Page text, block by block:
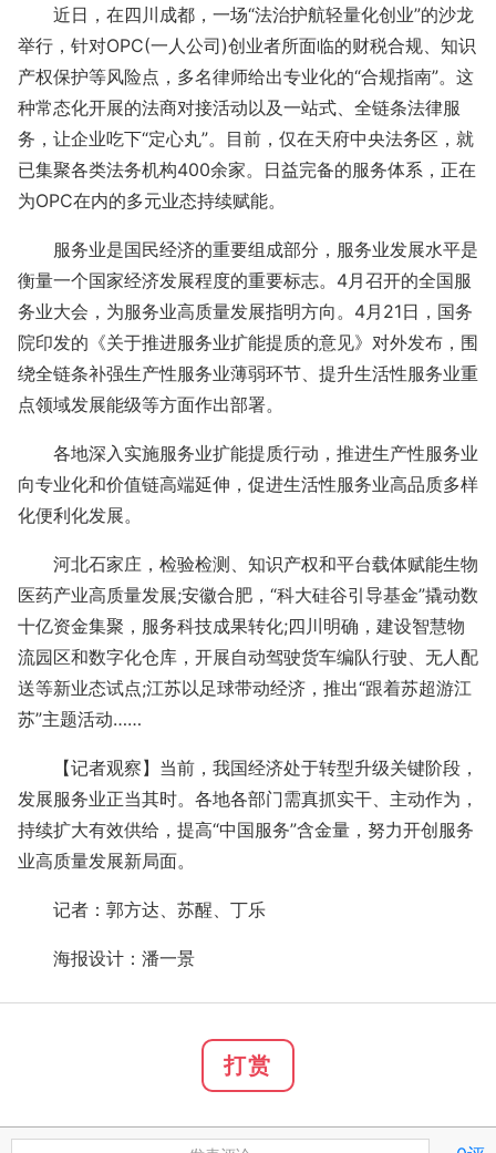
近日，在四川成都，一场“法治护航轻量化创业”的沙龙
举行，针对OPC(一人公司)创业者所面临的财税合规、知识
产权保护等风险点，多名律师给出专业化的“合规指南”。这
种常态化开展的法商对接活动以及一站式、全链条法律服
务，让企业吃下“定心丸”。目前，仅在天府中央法务区，就
已集聚各类法务机构400余家。日益完备的服务体系，正在
为OPC在内的多元业态持续赋能。
服务业是国民经济的重要组成部分，服务业发展水平是
衡量一个国家经济发展程度的重要标志。4月召开的全国服
务业大会，为服务业高质量发展指明方向。4月21日，国务
院印发的《关于推进服务业扩能提质的意见》对外发布，围
绕全链条补强生产性服务业薄弱环节、提升生活性服务业重
点领域发展能级等方面作出部署。
各地深入实施服务业扩能提质行动，推进生产性服务业
向专业化和价值链高端延伸，促进生活性服务业高品质多样
化便利化发展。
河北石家庄，检验检测、知识产权和平台载体赋能生物
医药产业高质量发展;安徽合肥，“科大硅谷引导基金”撬动数
十亿资金集聚，服务科技成果转化;四川明确，建设智慧物
流园区和数字化仓库，开展自动驾驶货车编队行驶、无人配
送等新业态试点;江苏以足球带动经济，推出“跟着苏超游江
苏”主题活动……
【记者观察】当前，我国经济处于转型升级关键阶段，
发展服务业正当其时。各地各部门需真抓实干、主动作为，
持续扩大有效供给，提高“中国服务”含金量，努力开创服务
业高质量发展新局面。
记者：郭方达、苏醒、丁乐
海报设计：潘一景
打赏